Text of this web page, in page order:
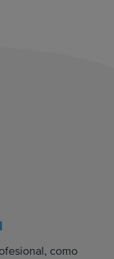
como